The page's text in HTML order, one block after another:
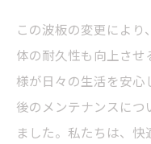
この波板の変更によ
体の耐久性も向上さ
様が日々の生活を安
後のメンテナンスにつ
ました。私たちは、